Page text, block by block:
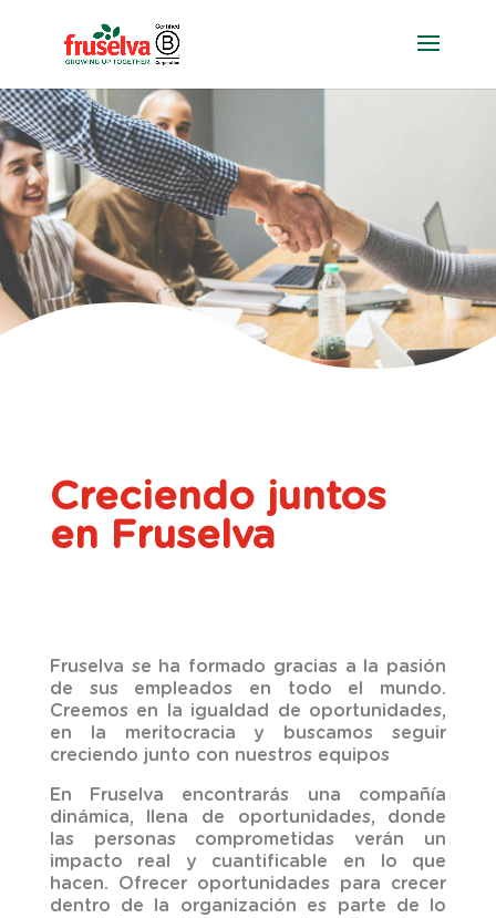
Creciendo juntos
en Fruselva
Fruselva se ha formado gracias a la pasión
de sus empleados en todo el mundo.
Creemos en la igualdad de oportunidades,
en la meritocracia y buscamos seguir
creciendo junto con nuestros equipos
En Fruselva encontrarás una compañía
dinámica, llena de oportunidades, donde
las personas comprometidas verán un
impacto real y cuantificable en lo que
hacen. Ofrecer oportunidades para crecer
dentro de la organización es parte de lo